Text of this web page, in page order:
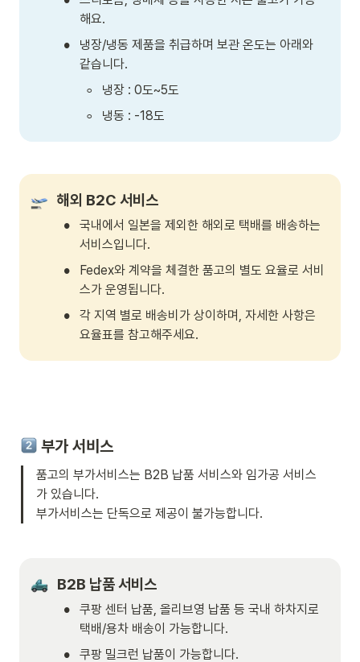
해요.
•
냉장/냉동 제품을 취급하며 보관 온도는 아래와
같습니다.
◦ 냉장 : 0도~5도
◦ 냉동 : -18도
해외 B2C 서비스
•
국내에서 일본을 제외한 해외로 택배를 배송하는
서비스입니다.
•
Fedex와 계약을 체결한 품고의 별도 요율로 서비
스가 운영됩니다.
•
각 지역 별로 배송비가 상이하며, 자세한 사항은
요율표를 참고해주세요.
부가 서비스
품고의 부가서비스는 B2B 납품 서비스와 임가공 서비스
가 있습니다.
부가서비스는 단독으로 제공이 불가능합니다.
B2B 납품 서비스
•
쿠팡 센터 납품, 올리브영 납품 등 국내 하차지로
택배/용차 배송이 가능합니다.
• 쿠팡 밀크런 납품이 가능합니다.